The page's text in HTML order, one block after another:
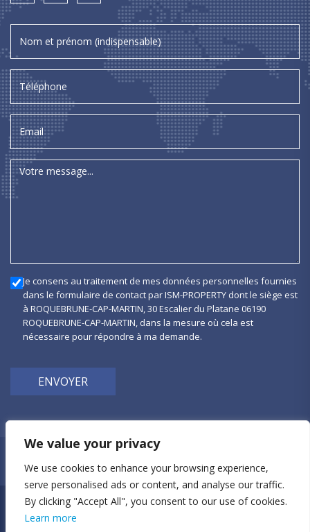
We value your privacy
We use cookies to enhance your browsing experience,
serve personalised ads or content, and analyse our traffic.
By clicking "Accept All", you consent to our use of cookies.
Learn more
Je consens au traitement de mes données personnelles fournies
dans le formulaire de contact par ISM-PROPERTY dont le siège est
à ROQUEBRUNE-CAP-MARTIN, 30 Escalier du Platane 06190
ROQUEBRUNE-CAP-MARTIN, dans la mesure où cela est
nécessaire pour répondre à ma demande.
ENVOYER
Politique de confidentialité
ism-property © 2026